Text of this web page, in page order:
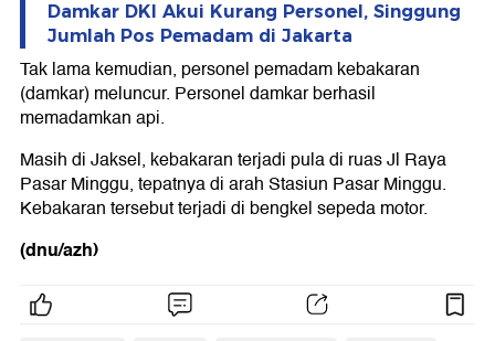
Damkar DKI Akui Kurang Personel, Singgung
Jumlah Pos Pemadam di Jakarta
Tak lama kemudian, personel pemadam kebakaran
(damkar) meluncur. Personel damkar berhasil
memadamkan api.
Masih di Jaksel, kebakaran terjadi pula di ruas Jl Raya
Pasar Minggu, tepatnya di arah Stasiun Pasar Minggu.
Kebakaran tersebut terjadi di bengkel sepeda motor.
(dnu/azh)